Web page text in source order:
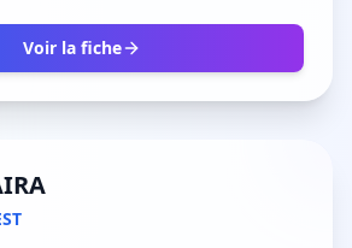
Voir la fiche